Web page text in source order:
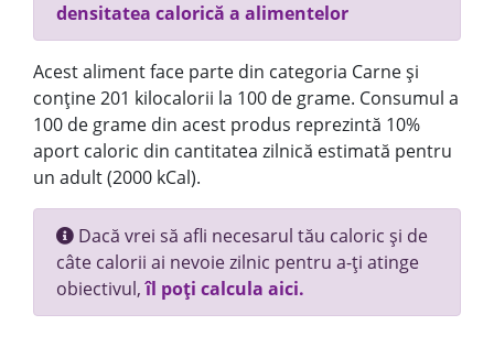
densitatea calorică a alimentelor
Acest aliment face parte din categoria Carne și
conține 201 kilocalorii la 100 de grame. Consumul a
100 de grame din acest produs reprezintă 10%
aport caloric din cantitatea zilnică estimată pentru
un adult (2000 kCal).
Dacă vrei să afli necesarul tău caloric și de
câte calorii ai nevoie zilnic pentru a-ți atinge
obiectivul,îl poți calcula aici.